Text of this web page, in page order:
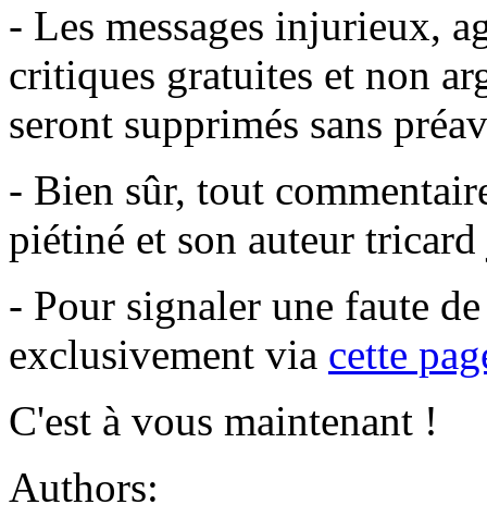
- Les messages injurieux,
critiques gratuites et non
seront supprimés sans
- Bien sûr, tout
piétiné et son auteur
- Pour signaler une faute
exclusivement via cette
C'est à vous maintenant !
Authors: